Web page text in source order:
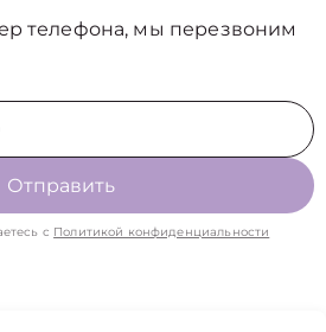
телефона, мы перезвоним
Отправить
с Политикой конфиденциальности